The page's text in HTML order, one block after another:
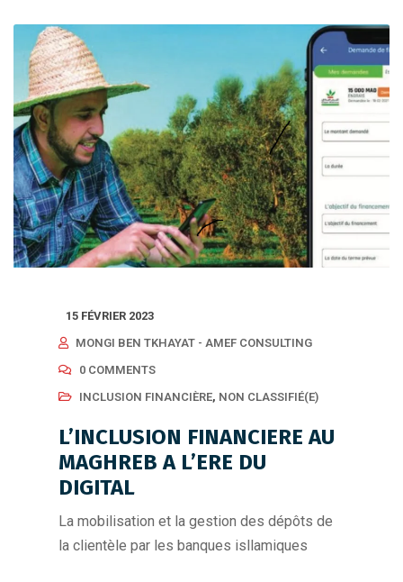
15 FÉVRIER 2023
MONGI BEN TKHAYAT - AMEF CONSULTING
0 COMMENTS
INCLUSION FINANCIÈRE, NON CLASSIFIÉ(E)
L’INCLUSION FINANCIERE AU
MAGHREB A L’ERE DU
DIGITAL
La mobilisation et la gestion des dépôts de
la clientèle par les banques isllamiques